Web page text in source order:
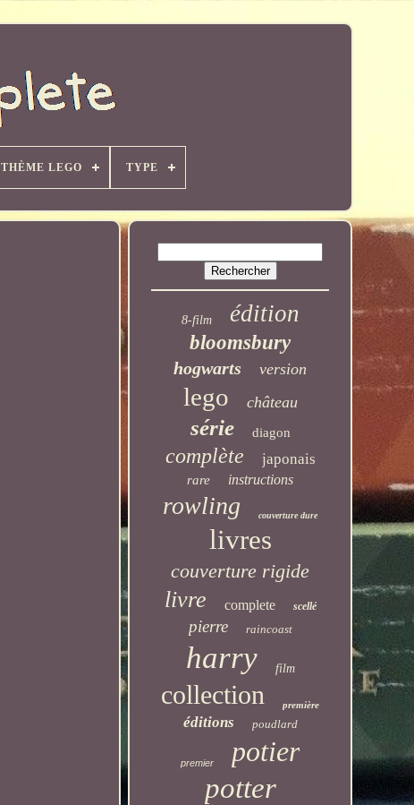
THÈME LEGO TYPE
8-film édition
bloomsbury
hogwarts version
lego château
série diagon
complète japonais
rare instructions
rowling couverture dure
livres
couverture rigide
livre complete scellé
pierre raincoast
harry film
collection première
éditions poudlard
premier
potier
potter